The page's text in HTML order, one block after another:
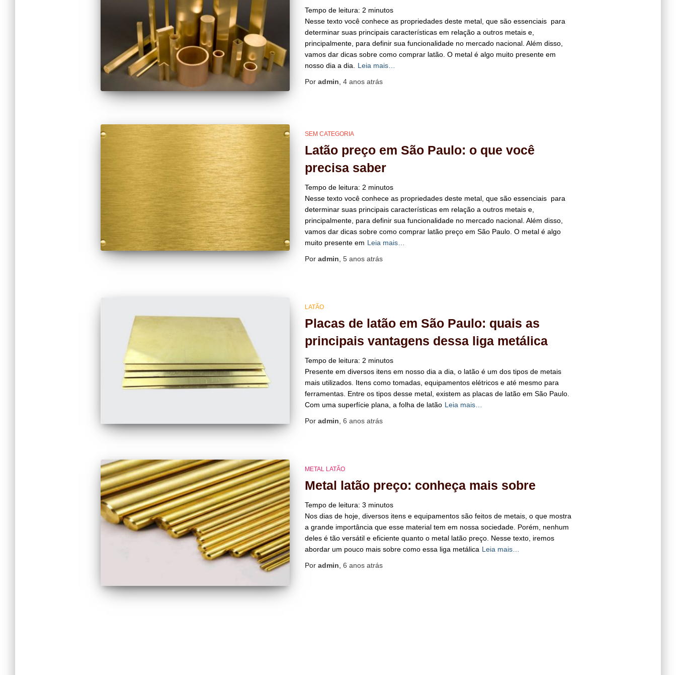
Tempo de leitura: 2 minutos
Nesse texto você conhece as propriedades deste metal, que são essenciais para
determinar suas principais características em relação a outros metais e,
principalmente, para definir sua funcionalidade no mercado nacional. Além disso,
vamos dar dicas sobre como comprar latão. O metal é algo muito presente em
nosso dia a dia.
Leia mais…
Por admin 4 anosatrás
SEM CATEGORIA
Latão preço em São Paulo: o que você
precisa saber
Tempo de leitura: 2 minutos
Nesse texto você conhece as propriedades deste metal, que são essenciais para
determinar suas principais características em relação a outros metais e,
principalmente, para definir sua funcionalidade no mercado nacional. Além disso,
vamos dar dicas sobre como comprar latão preço em São Paulo. O metal é algo
muito presente em Leia mais…
Por admin 5 anosatrás
LATÃO
Placas de latão em São Paulo: quais as
principais vantagens dessa liga metálica
Tempo de leitura: 2 minutos
Presente em diversos itens em nosso dia a dia, o latão é um dos tipos de metais
mais utilizados. Itens como tomadas, equipamentos elétricos e até mesmo para
ferramentas. Entre os tipos desse metal, existem as placas de latão em São Paulo.
Com uma superfície plana, a folha de latão Leia mais…
Por admin 6 anosatrás
METAL LATÃO
Metal latão preço: conheça mais sobre
Tempo de leitura: 3 minutos
Nos dias de hoje, diversos itens e equipamentos são feitos de metais, o que mostra
a grande importância que esse material tem em nossa sociedade. Porém, nenhum
deles é tão versátil e eficiente quanto o metal latão preço. Nesse texto, iremos
abordar um pouco mais sobre como essa liga metálica Leia mais…
Por admin 6 anosatrás